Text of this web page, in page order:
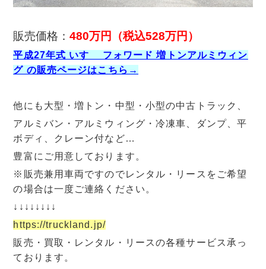
販売価格：480万円（税込528万円）
平成27年式 いすゞ フォワード 増トンアルミウィン
グ の販売ページはこちら→
他にも大型・増トン・中型・小型の中古トラック、
アルミバン・アルミウィング・冷凍車、ダンプ、平
ボディ、クレーン付など…
豊富にご用意しております。
※販売兼用車両ですのでレンタル・リースをご希望
の場合は一度ご連絡ください。
↓↓↓↓↓↓↓↓
https://truckland.jp/
販売・買取・レンタル・リースの各種サービス承っ
ております。